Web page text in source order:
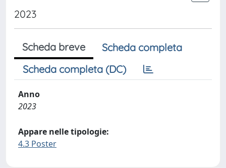
2023
Scheda breve
Scheda completa
Scheda completa (DC)
Anno
2023
Appare nelle tipologie:
4.3 Poster